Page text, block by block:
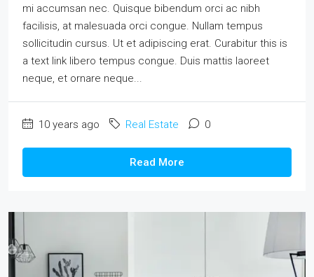
mi accumsan nec. Quisque bibendum orci ac nibh
facilisis, at malesuada orci congue. Nullam tempus
sollicitudin cursus. Ut et adipiscing erat. Curabitur this is
a text link libero tempus congue. Duis mattis laoreet
neque, et ornare neque...
10 years ago Real Estate 0
Read More